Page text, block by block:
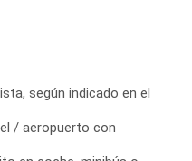
según indicado en el
/ aeropuerto con